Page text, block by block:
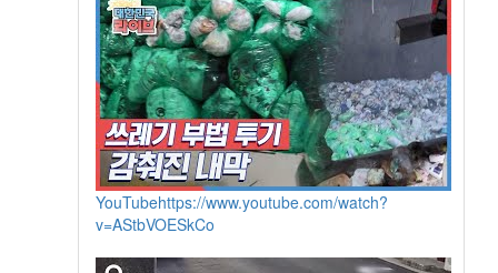
YouTubehttps://www.youtube.com/watch?
v=AStbVOESkCo